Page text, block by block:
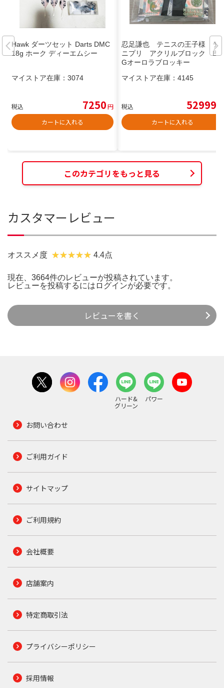
Hawk ダーツセット Darts DMC
18g ホーク ディーエムシー
マイストア在庫： 3074
税込 7250円
カートに入れる
忍足謙也 テニスの王子様 テ
ニプリ アクリルブロック BI
Gオーロラブロッキー
マイストア在庫： 4145
税込 52999
カートに入れる
このカテゴリをもっと見る
カスタマーレビュー
オススメ度 4.4点
現在、3664件のレビューが投稿されています。
レビューを投稿するには ログインが必要です。
レビューを書く
ハード&
グリーン
パワー
お問い合わせ
ご利用ガイド
サイトマップ
ご利用規約
会社概要
店舗案内
特定商取引法
プライバシーポリシー
採用情報